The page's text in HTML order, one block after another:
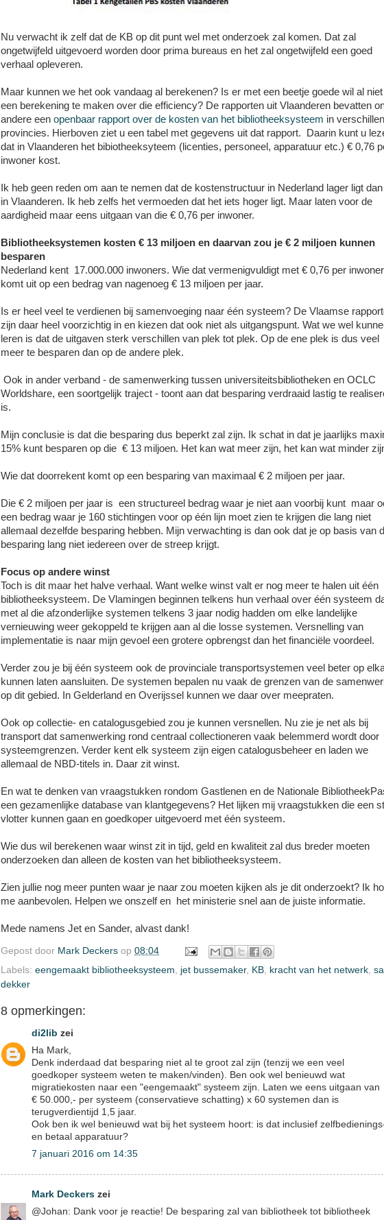
Nu verwacht ik zelf dat de KB op dit punt wel met onderzoek zal komen. Dat zal
ongetwijfeld uitgevoerd worden door prima bureaus en het zal ongetwijfeld een goed
verhaal opleveren.
Maar kunnen we het ook vandaag al berekenen? Is er met een beetje goede wil al niet
een berekening te maken over die efficiency? De rapporten uit Vlaanderen bevatten
andere een openbaar rapport over de kosten van het bibliotheeksysteem in
provincies. Hierboven ziet u een tabel met gegevens uit dat rapport. Daarin kunt u
dat in Vlaanderen het bibiotheeksyteem (licenties, personeel, apparatuur etc.) € 0,76
inwoner kost.
Ik heb geen reden om aan te nemen dat de kostenstructuur in Nederland lager ligt
in Vlaanderen. Ik heb zelfs het vermoeden dat het iets hoger ligt. Maar laten voor de
aardigheid maar eens uitgaan van die € 0,76 per inwoner.
Bibliotheeksystemen kosten € 13 miljoen en daarvan zou je € 2 miljoen kunnen
besparen
Nederland kent 17.000.000 inwoners. Wie dat vermenigvuldigt met € 0,76 per inwoner
komt uit op een bedrag van nagenoeg € 13 miljoen per jaar.
Is er heel veel te verdienen bij samenvoeging naar één systeem? De Vlaamse
zijn daar heel voorzichtig in en kiezen dat ook niet als uitgangspunt. Wat we wel
leren is dat de uitgaven sterk verschillen van plek tot plek. Op de ene plek is dus veel
meer te besparen dan op de andere plek.
Ook in ander verband - de samenwerking tussen universiteitsbibliotheken en OCLC
Worldshare, een soortgelijk traject - toont aan dat besparing verdraaid lastig te
is.
Mijn conclusie is dat die besparing dus beperkt zal zijn. Ik schat in dat je jaarlijks
15% kunt besparen op die € 13 miljoen. Het kan wat meer zijn, het kan wat minder
Wie dat doorrekent komt op een besparing van maximaal € 2 miljoen per jaar.
Die € 2 miljoen per jaar is een structureel bedrag waar je niet aan voorbij kunt maar
een bedrag waar je 160 stichtingen voor op één lijn moet zien te krijgen die lang niet
allemaal dezelfde besparing hebben. Mijn verwachting is dan ook dat je op basis van
besparing lang niet iedereen over de streep krijgt.
Focus op andere winst
Toch is dit maar het halve verhaal. Want welke winst valt er nog meer te halen uit één
bibliotheeksysteem. De Vlamingen beginnen telkens hun verhaal over één systeem
met al die afzonderlijke systemen telkens 3 jaar nodig hadden om elke landelijke
vernieuwing weer gekoppeld te krijgen aan al die losse systemen. Versnelling van
implementatie is naar mijn gevoel een grotere opbrengst dan het financiële voordeel.
Verder zou je bij één systeem ook de provinciale transportsystemen veel beter op
kunnen laten aansluiten. De systemen bepalen nu vaak de grenzen van de
op dit gebied. In Gelderland en Overijssel kunnen we daar over meepraten.
Ook op collectie- en catalogusgebied zou je kunnen versnellen. Nu zie je net als bij
transport dat samenwerking rond centraal collectioneren vaak belemmerd wordt door
systeemgrenzen. Verder kent elk systeem zijn eigen catalogusbeheer en laden we
allemaal de NBD-titels in. Daar zit winst.
En wat te denken van vraagstukken rondom Gastlenen en de Nationale
een gezamenlijke database van klantgegevens? Het lijken mij vraagstukken die een
vlotter kunnen gaan en goedkoper uitgevoerd met één systeem.
Wie dus wil berekenen waar winst zit in tijd, geld en kwaliteit zal dus breder moeten
onderzoeken dan alleen de kosten van het bibliotheeksysteem.
Zien jullie nog meer punten waar je naar zou moeten kijken als je dit onderzoekt? Ik
me aanbevolen. Helpen we onszelf en het ministerie snel aan de juiste informatie.
Mede namens Jet en Sander, alvast dank!
Gepost door Mark Deckers op 08:04
Labels: eengemaakt bibliotheeksysteem jet bussemaker, KB kracht van het netwerk
dekker
8 opmerkingen:
di2lib zei
Ha Mark,
Denk inderdaad dat besparing niet al te groot zal zijn (tenzij we een veel
goedkoper systeem weten te maken/vinden). Ben ook wel benieuwd wat
migratiekosten naar een "eengemaakt" systeem zijn. Laten we eens uitgaan van
€ 50.000,- per systeem (conservatieve schatting) x 60 systemen dan is
terugverdientijd 1,5 jaar.
Ook ben ik wel benieuwd wat bij het systeem hoort: is dat inclusief
en betaal apparatuur?
7 januari 2016 om 14:35
Mark Deckers zei
@Johan: Dank voor je reactie! De besparing zal van bibliotheek tot bibliotheek